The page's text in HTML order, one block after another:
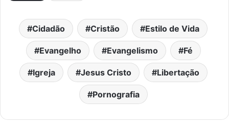
Cidadão Cristão Estilo de Vida
Evangelho Evangelismo Fé
Igreja Jesus Cristo Libertação
Pornografia